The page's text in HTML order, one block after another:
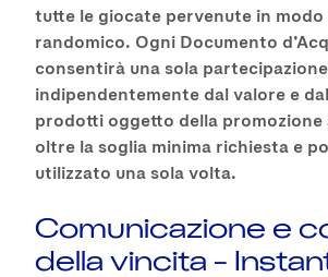
tutte le giocate pervenute in
randomico. Ogni Documento
consentirà una sola
indipendentemente dal valore e
prodotti oggetto della promozione
oltre la soglia minima richiesta e
utilizzato una sola volta.
Comunicazione e
della vincita –